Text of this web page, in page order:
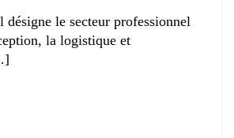
désigne le secteur professionnel
la logistique et